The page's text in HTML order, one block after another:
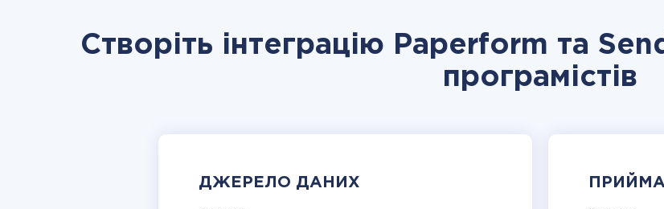
Створіть інтеграцію Paperform та
програмістів
ДЖЕРЕЛО ДАНИХ